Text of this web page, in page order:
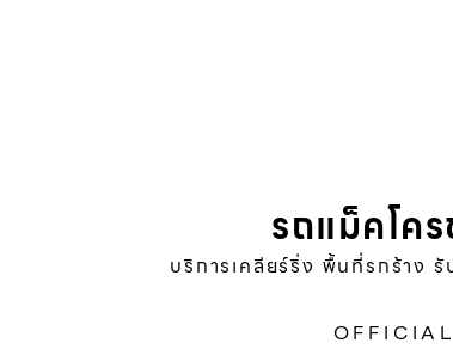
รถแม็คโค
บริการเคลียร์ริ่ง พื้นที่รกร้าง